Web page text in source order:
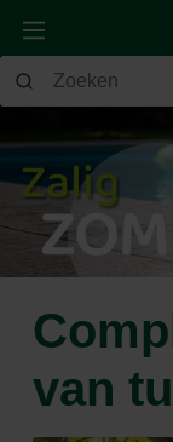
van